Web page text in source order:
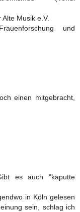
Musik e.V.
und
einen mitgebracht,
es auch "kaputte
in Köln gelesen
sein, schlag ich